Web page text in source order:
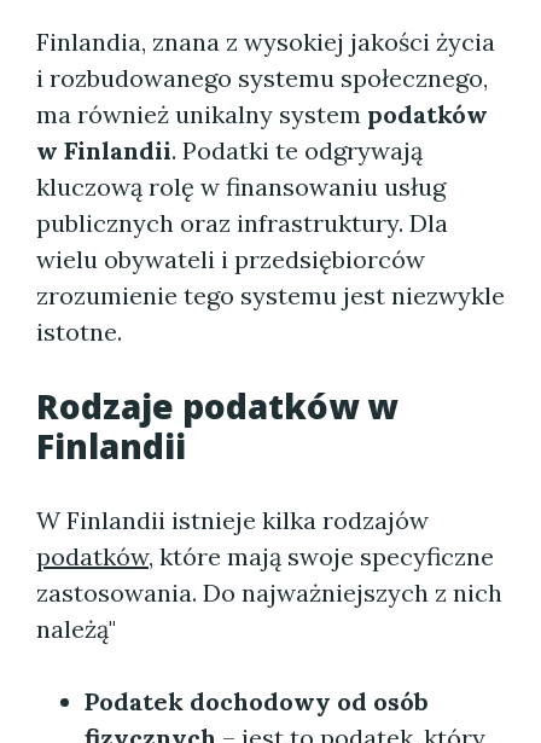
Finlandia, znana z wysokiej jakości życia
i rozbudowanego systemu społecznego,
ma również unikalny system podatków
w Finlandii. Podatki te odgrywają
kluczową rolę w finansowaniu usług
publicznych oraz infrastruktury. Dla
wielu obywateli i przedsiębiorców
zrozumienie tego systemu jest niezwykle
istotne.
Rodzaje podatków w
Finlandii
W Finlandii istnieje kilka rodzajów
podatków, które mają swoje specyficzne
zastosowania. Do najważniejszych z nich
należą"
Podatek dochodowy od osób